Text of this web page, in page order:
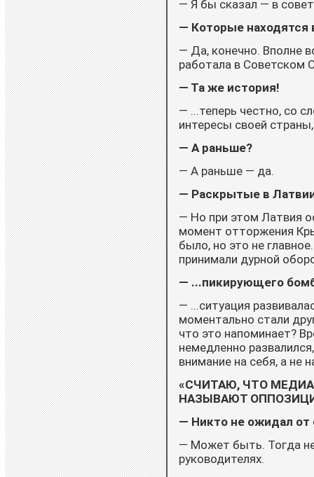
— Я бы сказал — в
— Которые находятся
— Да, конечно. Вполне
работала в Советском
— Та же история!
— ...теперь честно, со
интересы своей
— А раньше?
— А раньше — да.
— Раскрытые в
— Но при этом Латвия
момент отторжения
было, но это не
принимали дурной
— ...пикирующего
— ...ситуация
моментально стали
что это напоминает?
немедленно
внимание на себя, а не
«СЧИТАЮ, ЧТО
НАЗЫВАЮТ
— Никто не ожидал
— Может быть. Тогда не
руководителях.